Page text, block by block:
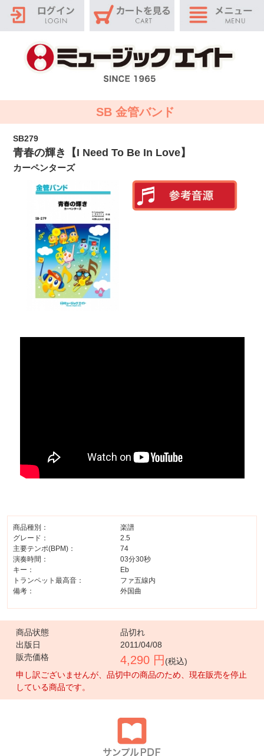
SB 金管バンド
SB279
青春の輝き【I Need To Be In Love】
カーペンターズ
商品種別：
楽譜
グレード：
2.5
主要テンポ(BPM)：
74
演奏時間：
03分30秒
キー：
Eb
トランペット最高音：
ファ五線内
備考：
外国曲
商品状態
品切れ
出版日
2011/04/08
販売価格
4,290 円 (税込)
申し訳ございませんが、品切中の商品のため、現在販売を停止
している商品です。